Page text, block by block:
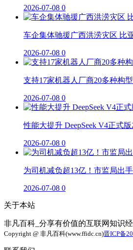
2026-07-08 0
车企集体驰援广西洪涝灾区 比
2026-07-08 0
支持17家机器人厂商20多种构
2026-07-08 0
性能大提升 DeepSeek V4正式
2026-07-08 0
为司机减负超13亿！市监局出
2026-07-08 0
关于本站
非凡百科_分享有价值的互联网知识
Copyright @ 非凡百科(www.ffidc.cn)晋ICP备